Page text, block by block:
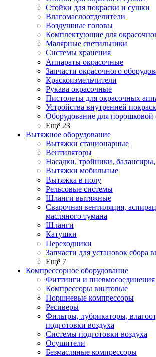
Стойки для покраски и сушки
Влагомаслоотделители
Воздушные головы
Комплектующие для
Малярные светильники
Системы хранения
Аппараты окрасочные
Запчасти окрасочного
Краскоизмельчители
Рукава окрасочные
Пистолеты для окрасочных
Устройства внутренней
Оборудование для порошковой
Ещё 23
Вытяжное оборудование
Вытяжки стационарные
Вентиляторы
Насадки, тройники,
Вытяжки мобильные
Вытяжка в полу
Рельсовые системы
Шланги вытяжные
Сварочная вентиляция,
масляного тумана
Шланги
Катушки
Переходники
Запчасти для установок сбора
Ещё 7
Компрессорное оборудование
Фиттинги и пневмосоединения
Компрессоры винтовые
Поршневые компрессоры
Ресиверы
Фильтры, лубрикаторы,
подготовки воздуха
Системы подготовки воздуха
Осушители
Безмасляные компрессоры